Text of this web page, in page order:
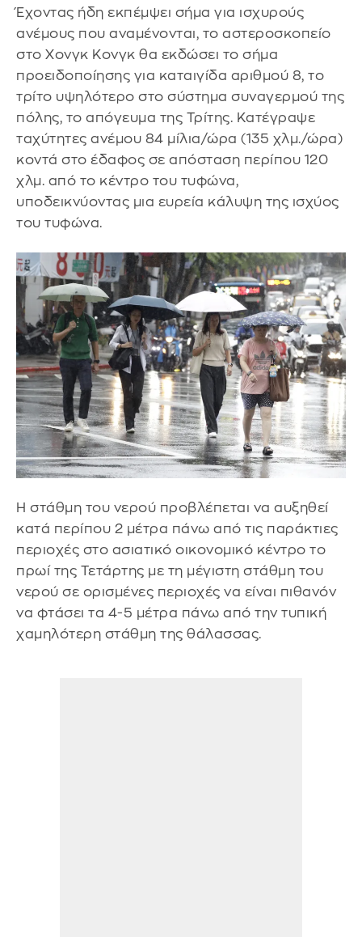
Έχοντας ήδη εκπέμψει σήμα για ισχυρούς
ανέμους που αναμένονται, το αστεροσκοπείο
στο Χονγκ Κονγκ θα εκδώσει το σήμα
προειδοποίησης για καταιγίδα αριθμού 8, το
τρίτο υψηλότερο στο σύστημα συναγερμού της
πόλης, το απόγευμα της Τρίτης. Κατέγραψε
ταχύτητες ανέμου 84 μίλια/ώρα (135 χλμ./ώρα)
κοντά στο έδαφος σε απόσταση περίπου 120
χλμ. από το κέντρο του τυφώνα,
υποδεικνύοντας μια ευρεία κάλυψη της ισχύος
του τυφώνα.
Η στάθμη του νερού προβλέπεται να αυξηθεί
κατά περίπου 2 μέτρα πάνω από τις παράκτιες
περιοχές στο ασιατικό οικονομικό κέντρο το
πρωί της Τετάρτης με τη μέγιστη στάθμη του
νερού σε ορισμένες περιοχές να είναι πιθανόν
να φτάσει τα 4-5 μέτρα πάνω από την τυπική
χαμηλότερη στάθμη της θάλασσας.